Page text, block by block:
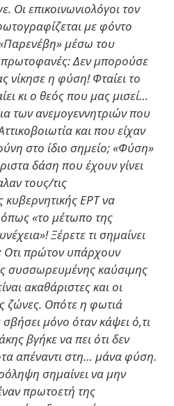
Οι επικοινωνιολόγοι τον
με φόντο
μέσω του
πρωτοφανές: Δεν μπορούσε
νίκησε η φύση! Φταίει το
κι ο θεός που μας μισεί…
των ανεμογεννητριών που
και που είχαν
στο ίδιο σημείο; «Φύση»
δάση που έχουν γίνει
τους/τις
ΕΡΤ να
«το μέτωπο της
Ξέρετε τι σημαίνει
Οτι πρώτον υπάρχουν
συσσωρευμένης καύσιμης
ακαθάριστες και οι
ζώνες. Οπότε η φωτιά
μόνο όταν κάψει ό,τι
βγήκε να πει ότι δεν
απέναντι στη… μάνα φύση.
σημαίνει να μην
πρωτοετή της